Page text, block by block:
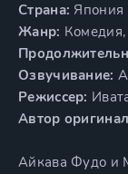
Страна: Япония
Жанр:
Озвучивание:
Режиссер:
Автор
Айкава Фудо и